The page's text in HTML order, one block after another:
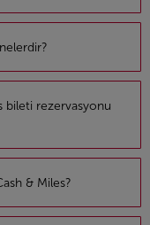
bileti rezervasyonu
& Miles?